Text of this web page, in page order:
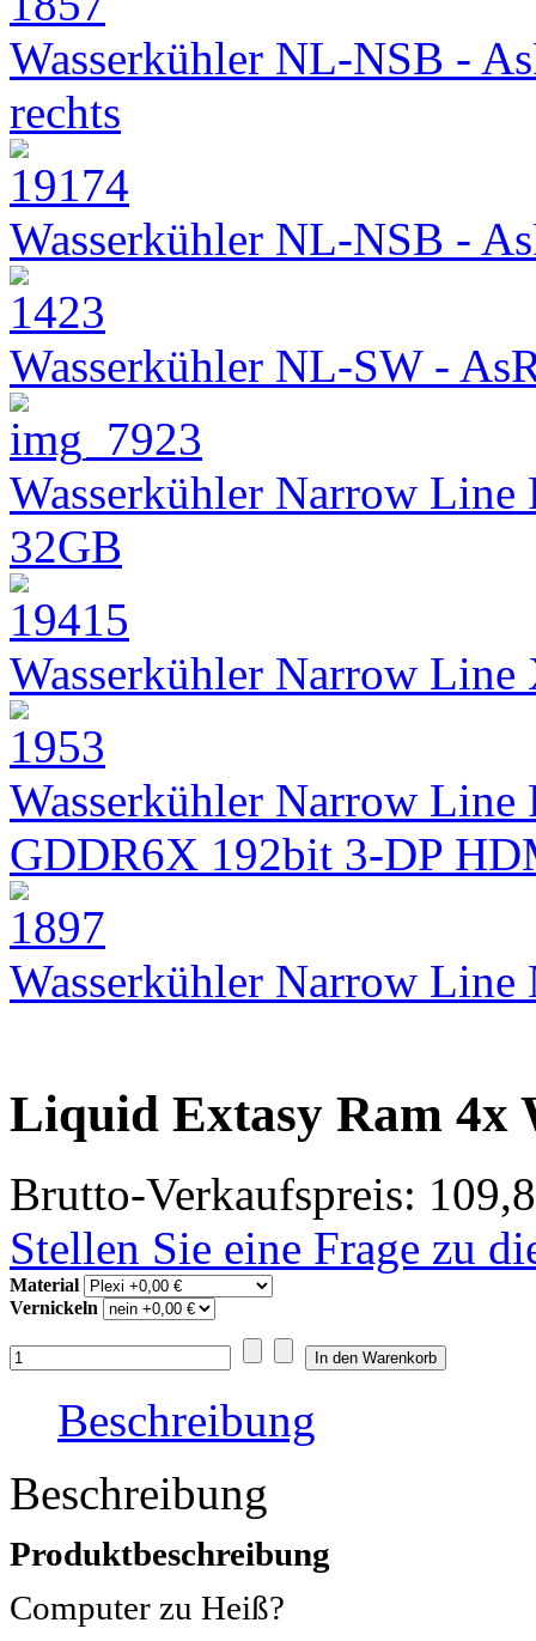
Wasserkühler NL-NSB -
rechts
Wasserkühler NL-NSB -
Wasserkühler NL-SW -
Wasserkühler Narrow
32GB
Wasserkühler Narrow
Wasserkühler Narrow Line
GDDR6X 192bit 3-DP
Wasserkühler Narrow
Liquid Extasy Ram 4x
Brutto-Verkaufspreis:
Stellen Sie eine Frage zu
Material
Vernickeln
Beschreibung
Beschreibung
Produktbeschreibung
Computer zu Heiß?